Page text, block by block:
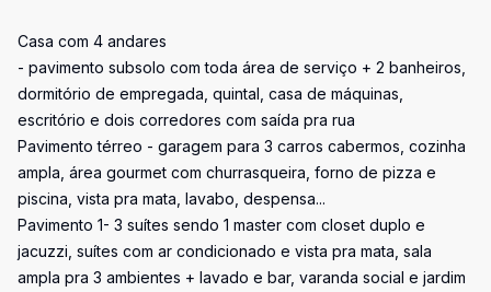
Casa com 4 andares
- pavimento subsolo com toda área de serviço + 2 banheiros,
dormitório de empregada, quintal, casa de máquinas,
escritório e dois corredores com saída pra rua
Pavimento térreo - garagem para 3 carros cabermos, cozinha
ampla, área gourmet com churrasqueira, forno de pizza e
piscina, vista pra mata, lavabo, despensa...
Pavimento 1- 3 suítes sendo 1 master com closet duplo e
jacuzzi, suítes com ar condicionado e vista pra mata, sala
ampla pra 3 ambientes + lavado e bar, varanda social e jardim